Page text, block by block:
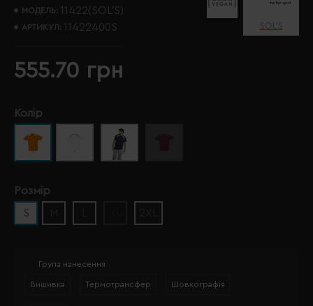
МОДЕЛЬ: 11422(SOL’S)
АРТИКУЛ: 11422400S SOL’S
555.70 грн
Колір
Розмір
S
Група нанесення
Вишивка Термотрансфер Шовкографія